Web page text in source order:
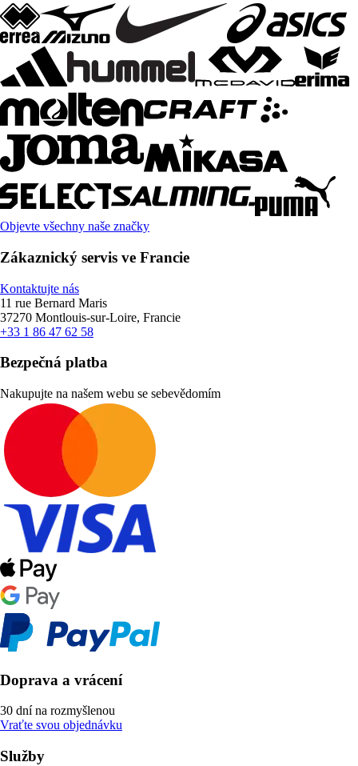
Objevte všechny naše značky
Zákaznický servis ve Francie
Kontaktujte nás
11 rue Bernard Maris
37270 Montlouis-sur-Loire, Francie
+33 1 86 47 62 58
Bezpečná platba
Nakupujte na našem webu se sebevědomím
Doprava a vrácení
30 dní na rozmyšlenou
Vraťte svou objednávku
Služby